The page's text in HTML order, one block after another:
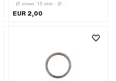
· Ø innen: 15 mm · Ø
Schraubenaufnahme: 6.3 mm ·
EUR 2,00